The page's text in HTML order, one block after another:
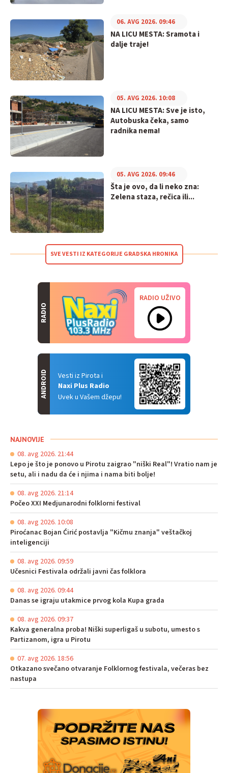
NA LICU MESTA: Sramota i
dalje traje!
06. AVG 2026. 09:46
NA LICU MESTA: Sve je isto,
Autobuska čeka, samo
radnika nema!
05. AVG 2026. 10:08
Šta je ovo, da li neko zna:
Zelena staza, rečica ili...
05. AVG 2026. 09:46
SVE VESTI IZ KATEGORIJE GRADSKA HRONIKA
RADIO
RADIO UŽIVO
Vesti iz Pirota i
Naxi Plus Radio
Uvek u Vašem džepu!
ANDROID
NAJNOVIJE
08. avg 2026. 21:44
Lepo je što je ponovo u Pirotu zaigrao "niški Real"! Vratio nam je
setu, ali i nadu da će i njima i nama biti bolje!
08. avg 2026. 21:14
Počeo XXI Medjunarodni folklorni festival
08. avg 2026. 10:08
Piroćanac Bojan Ćirić postavlja "Kičmu znanja" veštačkoj
inteligenciji
08. avg 2026. 09:59
Učesnici Festivala održali javni čas folklora
08. avg 2026. 09:44
Danas se igraju utakmice prvog kola Kupa grada
08. avg 2026. 09:37
Kakva generalna proba! Niški superligaš u subotu, umesto s
Partizanom, igra u Pirotu
07. avg 2026. 18:56
Otkazano svečano otvaranje Folklornog festivala, večeras bez
nastupa